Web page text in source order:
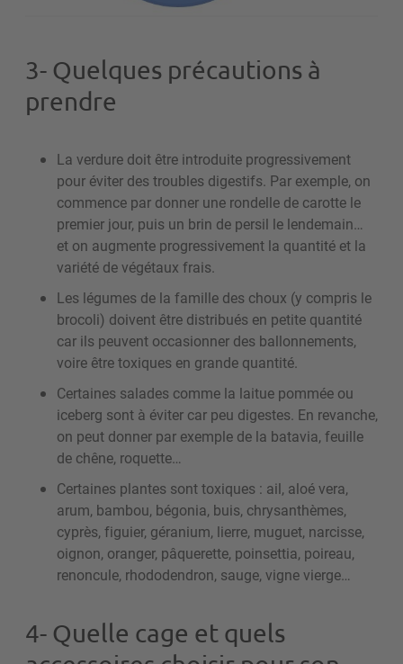
3- Quelques précautions à
prendre
La verdure doit être introduite progressivement
pour éviter des troubles digestifs. Par exemple, on
commence par donner une rondelle de carotte le
premier jour, puis un brin de persil le lendemain…
et on augmente progressivement la quantité et la
variété de végétaux frais.
Les légumes de la famille des choux (y compris le
brocoli) doivent être distribués en petite quantité
car ils peuvent occasionner des ballonnements,
voire être toxiques en grande quantité.
Certaines salades comme la laitue pommée ou
iceberg sont à éviter car peu digestes. En revanche,
on peut donner par exemple de la batavia, feuille
de chêne, roquette…
Certaines plantes sont toxiques : ail, aloé vera,
arum, bambou, bégonia, buis, chrysanthèmes,
cyprès, figuier, géranium, lierre, muguet, narcisse,
oignon, oranger, pâquerette, poinsettia, poireau,
renoncule, rhododendron, sauge, vigne vierge…
4- Quelle cage et quels